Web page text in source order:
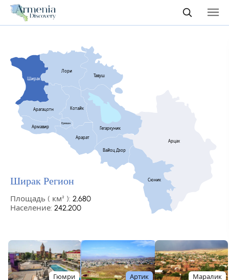
Ширак
Армавир
Арагацотн
Лори
Котайк
Арарат
Тавуш
Гегаркуник
Вайоц Дзор
Сюник
Ереван
Арцах
Ширак Регион
Площадь ( км² ): 2,680
Население: 242,200
Гюмри Артик Маралик